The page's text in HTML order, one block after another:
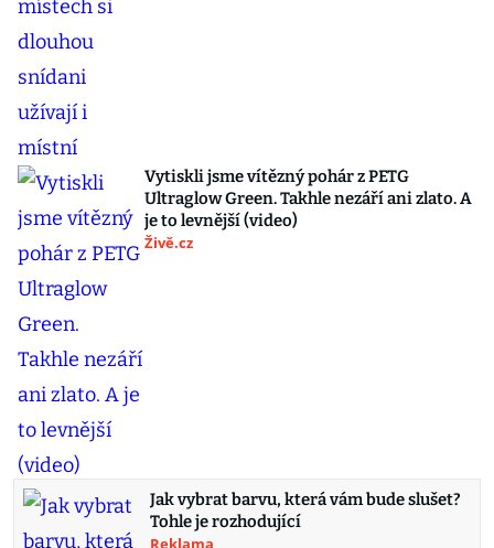
Vytiskli jsme vítězný pohár z PETG
Ultraglow Green. Takhle nezáří ani zlato. A
je to levnější (video)
Živě.cz
Jak vybrat barvu, která vám bude slušet?
Tohle je rozhodující
Reklama